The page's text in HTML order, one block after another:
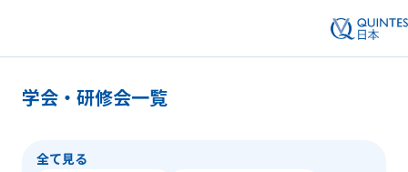
学会・研修会一覧
全て見る